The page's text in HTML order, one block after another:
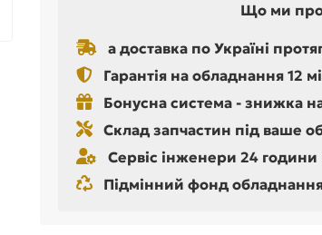
Що ми
а доставка по Україні
Гарантія на обладнання 12
Бонусна система - знижка
Склад запчастин під ваше
Сервіс інженери 24 години
Підмінний фонд обладнання